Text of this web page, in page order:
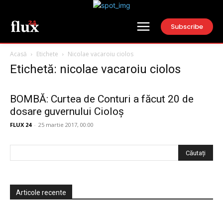
Subscribe
Acasă Etichete Nicolae vacaroiu ciolos
Etichetă: nicolae vacaroiu ciolos
BOMBĂ: Curtea de Conturi a făcut 20 de
dosare guvernului Cioloș
FLUX 24 - 25 martie 2017, 00:00
Articole recente